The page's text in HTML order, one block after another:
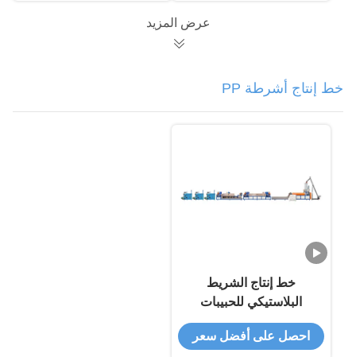
عرض المزيد
خط إنتاج أشرطة PP
خط إنتاج الشريط
البلاستيكي للحبيبات
احصل على أفضل سعر